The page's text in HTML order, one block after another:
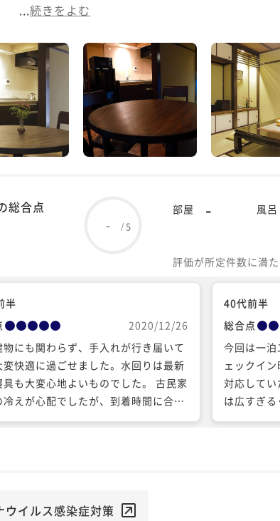
...続きをよむ
総合点
- /5
部屋 - 風呂
評価が所定件数に満
半
2020/12/26
物にも関わらず、手入れが行き届いて
変快適に過ごせました。水回りは最新
具も大変心地よいものでした。 古民家
冷えが心配でしたが、到着時間に合わ
を付けておいて下さり、その後も狭い
40代前半
総合点
今回は一
ェックイ
対応して
は広すぎ
庭、書斎
ウイルス感染症対策